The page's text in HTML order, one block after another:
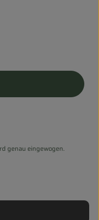
hinzufügen
genau eingewogen.